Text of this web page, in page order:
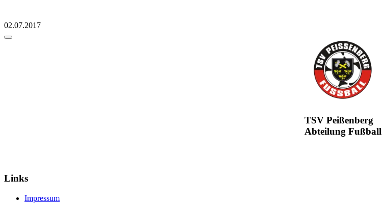
02.07.2017
TSV Peißenberg
Abteilung Fußball
Links
Impressum